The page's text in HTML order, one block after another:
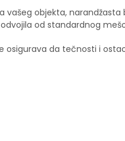
vašeg objekta,
od standardnog
osigurava da tečnosti i